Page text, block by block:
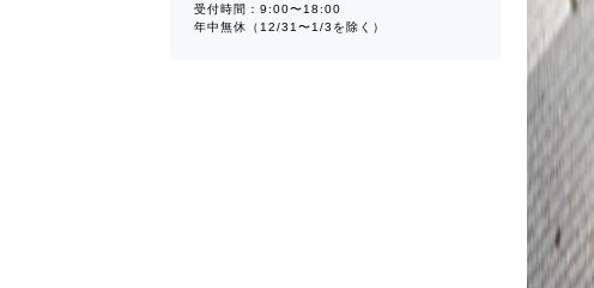
受付時間：9:00〜18:00
年中無休（12/31〜1/3を除く）